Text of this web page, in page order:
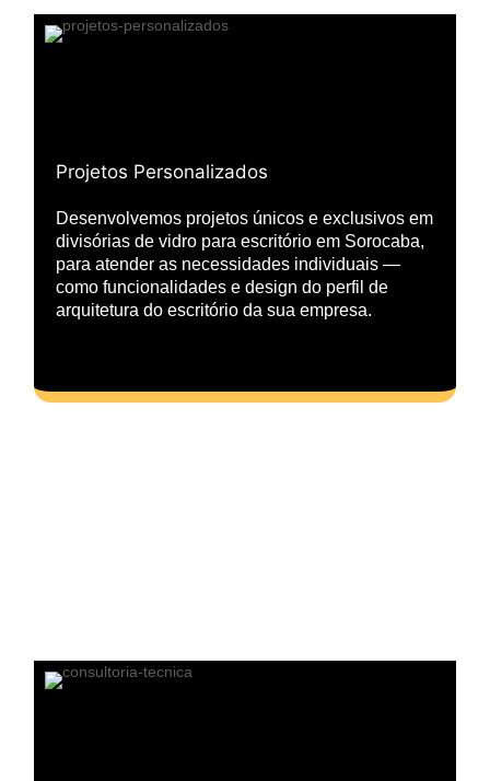
Projetos Personalizados
Desenvolvemos projetos únicos e exclusivos em
divisórias de vidro para escritório em Sorocaba,
para atender as necessidades individuais —
como funcionalidades e design do perfil de
arquitetura do escritório da sua empresa.